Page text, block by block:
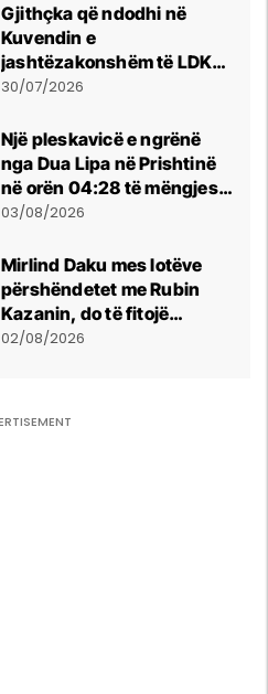
Gjithçka që ndodhi në
Kuvendin e
jashtëzakonshëm të LDK-
së
30/07/2026
Një pleskavicë e ngrënë
nga Dua Lipa në Prishtinë
në orën 04:28 të mëngjesit
- dhe bota digjitale serbe
03/08/2026
Mirlind Daku mes lotëve
përshëndetet me Rubin
Kazanin, do të fitojë
miliona te Spartak Moska
02/08/2026